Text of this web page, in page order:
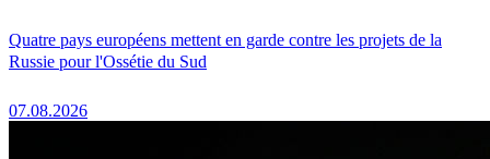
Quatre pays européens mettent en garde contre les projets de la
Russie pour l'Ossétie du Sud
07.08.2026